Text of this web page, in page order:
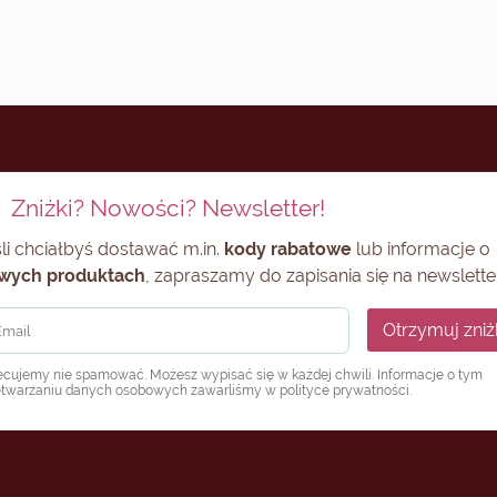
Zniżki? Nowości? Newsletter!
chciałbyś dostawać m.in. kody rabatowelub informacje o
produktach, zapraszamy do zapisania się na
Otrzymuj
nie spamować. Możesz wypisać się w każdej chwili. Informacje o tym
danych osobowych zawarliśmy w polityce prywatności.